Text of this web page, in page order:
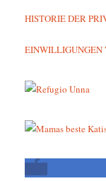
HISTORIE DER
EINWILLIGUNGEN